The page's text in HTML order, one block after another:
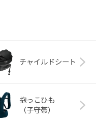
チャイルドシート
抱っこひも
（子守帯）